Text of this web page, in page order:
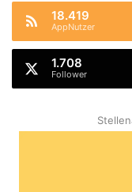
18.419
AppNutzer
1.708
Follower